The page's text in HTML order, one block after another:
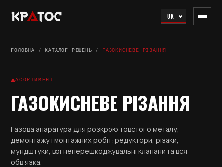
UK
ГОЛОВНА /КАТАЛОГ РІШЕНЬ / ГАЗОКИСНЕВЕ РІЗАННЯ
АСОРТИМЕНТ
ГАЗОКИСНЕВЕ РІЗАННЯ
Газова апаратура для розкрою товстого металу,
демонтажу і монтажних робіт: редуктори, різаки,
мундштуки, вогнеперешкоджувальні клапани та вся
обв’язка.